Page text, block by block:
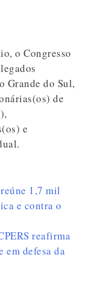
o Congresso
Grande do Sul,
de
e
1,7 mil
e contra o
reafirma
em defesa da